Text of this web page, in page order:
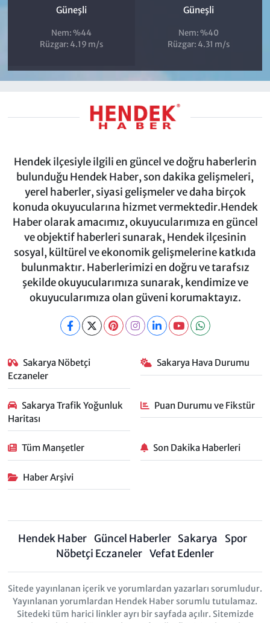
Güneşli
Nem: %44
Rüzgar: 4.19 m/s
Güneşli
Nem: %40
Rüzgar: 4.31 m/s
Hendek ilçesiyle ilgili en güncel ve doğru haberlerin
bulunduğu Hendek Haber, son dakika gelişmeleri,
yerel haberler, siyasi gelişmeler ve daha birçok
konuda okuyucularına hizmet vermektedir.Hendek
Haber olarak amacımız, okuyucularımıza en güncel
ve objektif haberleri sunarak, Hendek ilçesinin
sosyal, kültürel ve ekonomik gelişmelerine katkıda
bulunmaktır. Haberlerimizi en doğru ve tarafsız
şekilde okuyucularımıza sunarak, kendimize ve
okuyucularımıza olan güveni korumaktayız.
Sakarya Nöbetçi
Eczaneler
Sakarya Hava Durumu
Sakarya Trafik Yoğunluk
Haritası
Puan Durumu ve Fikstür
Tüm Manşetler Son Dakika Haberleri
Haber Arşivi
Hendek Haber Güncel Haberler Sakarya
Spor
Nöbetçi Eczaneler Vefat Edenler
Sitede yayınlanan içerik ve yorumlardan yazarları sorumludur.
Yayınlanan yorumlardan Hendek Haber sorumlu tutulamaz.
Sitedeki tüm harici linkler ayrı bir sayfada açılır. Sitemizde